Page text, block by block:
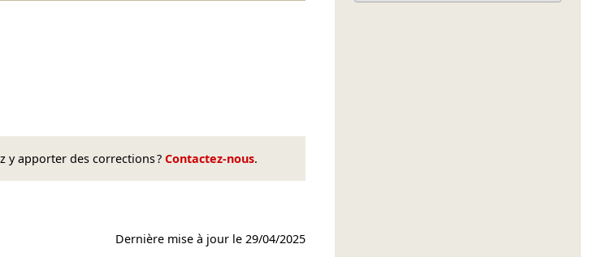
y apporter des corrections ? Contactez-nous.
Dernière mise à jour le29/04/2025